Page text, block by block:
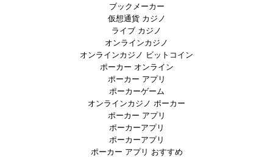
ブックメーカー
仮想通貨 カジノ
ライブ カジノ
オンラインカジノ
オンラインカジノ ビットコイン
ポーカー オンライン
ポーカー アプリ
ポーカーゲーム
オンラインカジノ ポーカー
ポーカー アプリ
ポーカーアプリ
ポーカーアプリ
ポーカー アプリ おすすめ